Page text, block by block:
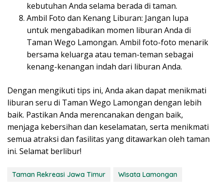
kebutuhan Anda selama berada di taman.
Ambil Foto dan Kenang Liburan: Jangan lupa
untuk mengabadikan momen liburan Anda di
Taman Wego Lamongan. Ambil foto-foto menarik
bersama keluarga atau teman-teman sebagai
kenang-kenangan indah dari liburan Anda.
Dengan mengikuti tips ini, Anda akan dapat menikmati
liburan seru di Taman Wego Lamongan dengan lebih
baik. Pastikan Anda merencanakan dengan baik,
menjaga kebersihan dan keselamatan, serta menikmati
semua atraksi dan fasilitas yang ditawarkan oleh taman
ini. Selamat berlibur!
Taman Rekreasi Jawa Timur Wisata Lamongan